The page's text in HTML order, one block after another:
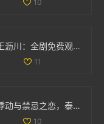
10
追忆王沥川：全剧免费观看引发网友热议与情感共鸣
11
青春悸动与禁忌之恋，泰剧《上瘾》探索爱与欲的复杂关系
10